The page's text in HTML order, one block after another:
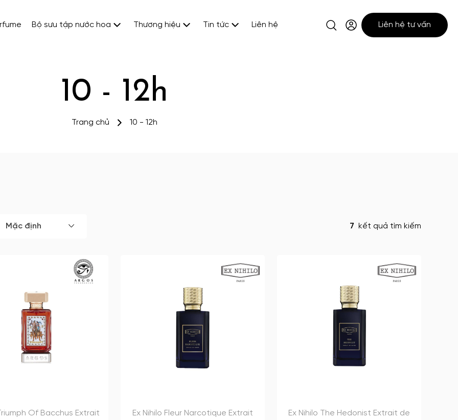
Bộ sưu tập nước hoa Thương hiệu Tin tức Liên hệ Liên hệ tư vấn
10 - 12h
Trang chủ 10 - 12h
Mặc định 7 kết quả tìm kiếm
Of Bacchus Extrait
Ex Nihilo Fleur Narcotique Extrait
Ex Nihilo The Hedonist Extrait de